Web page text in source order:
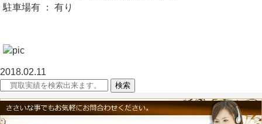
駐車場有 ： 有り
2018.02.11